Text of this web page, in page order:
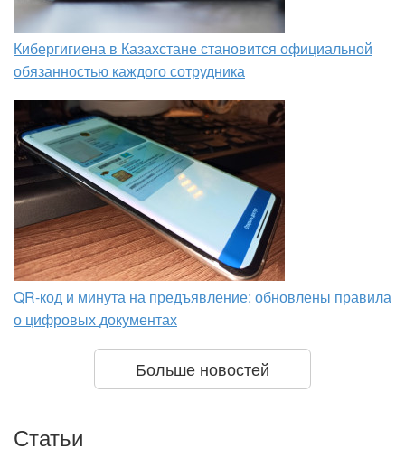
Кибергигиена в Казахстане становится официальной
обязанностью каждого сотрудника
QR-код и минута на предъявление: обновлены правила
о цифровых документах
Больше новостей
Статьи